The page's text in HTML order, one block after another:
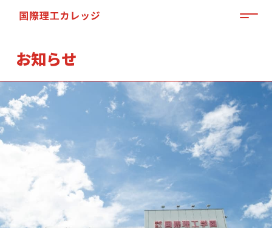
「来て」「見て」「体験」しよう
OPEN CAMPUS
お知らせ